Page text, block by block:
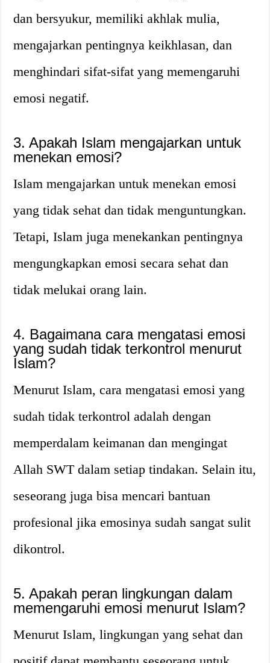
dan bersyukur, memiliki akhlak mulia,
mengajarkan pentingnya keikhlasan, dan
menghindari sifat-sifat yang memengaruhi
emosi negatif.
3. Apakah Islam mengajarkan untuk
menekan emosi?
Islam mengajarkan untuk menekan emosi
yang tidak sehat dan tidak menguntungkan.
Tetapi, Islam juga menekankan pentingnya
mengungkapkan emosi secara sehat dan
tidak melukai orang lain.
4. Bagaimana cara mengatasi emosi
yang sudah tidak terkontrol menurut
Islam?
Menurut Islam, cara mengatasi emosi yang
sudah tidak terkontrol adalah dengan
memperdalam keimanan dan mengingat
Allah SWT dalam setiap tindakan. Selain itu,
seseorang juga bisa mencari bantuan
profesional jika emosinya sudah sangat sulit
dikontrol.
5. Apakah peran lingkungan dalam
memengaruhi emosi menurut Islam?
Menurut Islam, lingkungan yang sehat dan